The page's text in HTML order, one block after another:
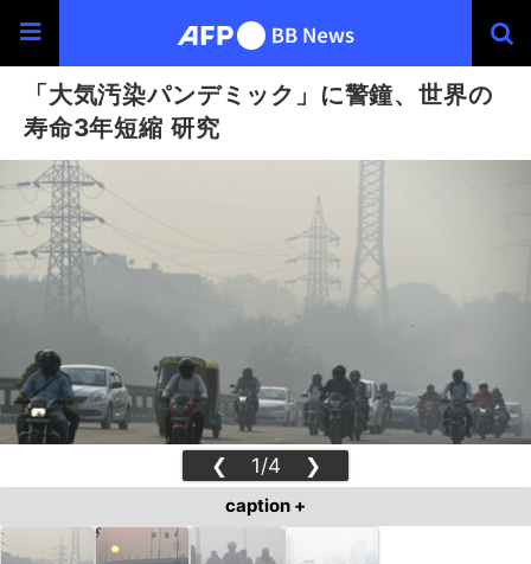
「大気汚染パンデミック」に警鐘、世界の
寿命3年短縮 研究
❮ 1/4 ❯
caption +